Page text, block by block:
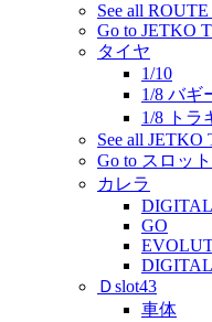
See all ROUTE
Go to JETKO
タイヤ
1/10
1/8 バギ
1/8 トラ
See all JETKO
Go to スロッ
カレラ
DIGITAL
GO
Ｄslot43
車体